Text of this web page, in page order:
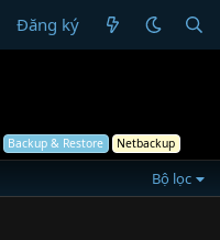
Đăng ký
Backup & Restore Netbackup
Bộ lọc